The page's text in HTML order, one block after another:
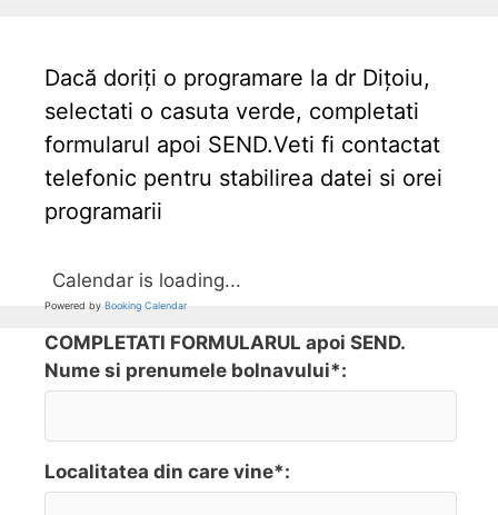
Dacă doriți o programare la dr Dițoiu,
selectati o casuta verde, completati
formularul apoi SEND.Veti fi contactat
telefonic pentru stabilirea datei si orei
programarii
Calendar is loading...
Powered by Booking Calendar
COMPLETATI FORMULARUL apoi SEND.
Nume si prenumele bolnavului*:
Localitatea din care vine*: